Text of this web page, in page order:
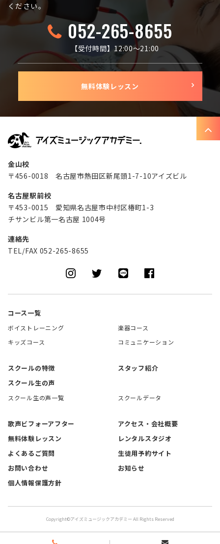
ください。
052-265-8655
【受付時間】12:00〜21:00
無料体験レッスン
金山校
〒456-0018 名古屋市熱田区新尾頭1-7-10アイズビル
名古屋駅前校
〒453-0015 愛知県名古屋市中村区椿町1-3
チサンビル第一名古屋 1004号
連絡先
TEL/FAX 052-265-8655
コース一覧
ボイストレーニング
楽器コース
キッズコース
コミュニケーション
スクールの特徴
スタッフ紹介
スクール生の声
スクール生の声一覧 スクールデータ
歌声ビフォーアフター
アクセス・会社概要
無料体験レッスン
レンタルスタジオ
よくあるご質問
生徒用予約サイト
お問い合わせ
お知らせ
個人情報保護方針
Copyright©アイズミュージックアカデミー All Rights Reserved